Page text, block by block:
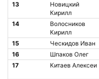
13
Новицкий
Кирилл
14
Волосников
Кирилл
15 Ческидов Иван
16
Шпаков Олег
17
Китаев Алексеи